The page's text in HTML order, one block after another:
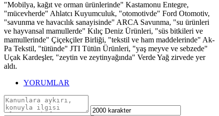
"Mobilya, kağıt ve orman ürünlerinde" Kastamonu Entegre,
"mücevherde" Ahlatcı Kuyumculuk, "otomotivde" Ford Otomotiv,
"savunma ve havacılık sanayisinde" ARCA Savunma, "su ürünleri
ve hayvansal mamullerde" Kılıç Deniz Ürünleri, "süs bitkileri ve
mamullerinde" Çiçekçiler Birliği, "tekstil ve ham maddelerinde" Ak-
Pa Tekstil, "tütünde" JTI Tütün Ürünleri, "yaş meyve ve sebzede"
Uçak Kardeşler, "zeytin ve zeytinyağında" Verde Yağ zirvede yer
aldı.
YORUMLAR